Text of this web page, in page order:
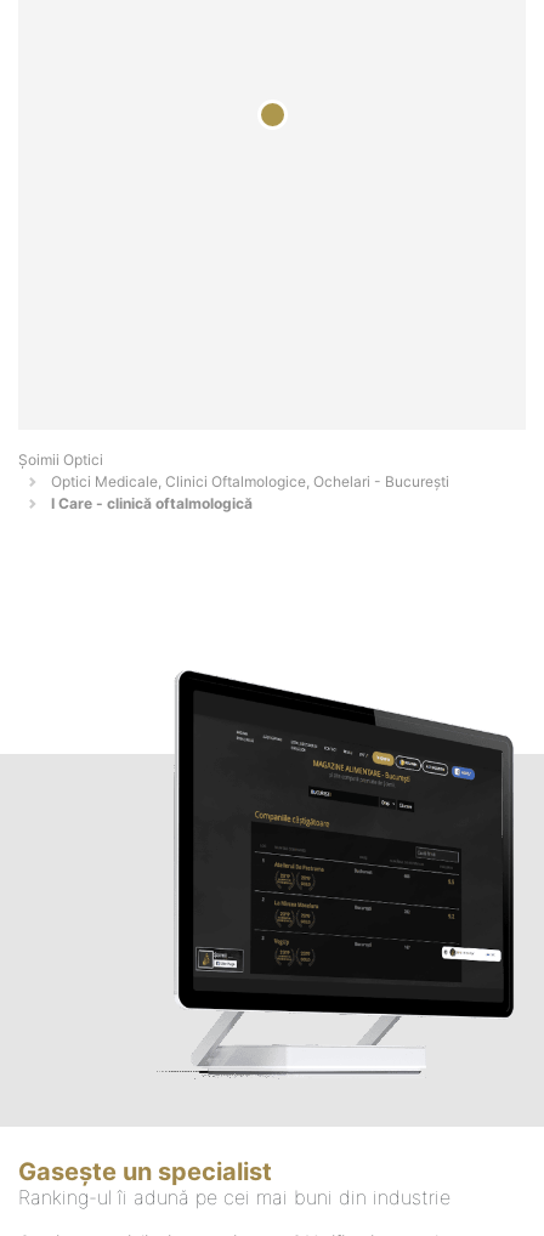
Șoimii Optici
Optici Medicale, Clinici Oftalmologice, Ochelari - Bucureşti
I Care - clinică oftalmologică
Gasește un specialist
Ranking-ul îi adună pe cei mai buni din industrie